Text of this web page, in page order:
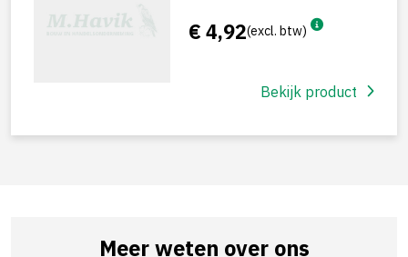
€ 4,92(excl. btw)
Bekijk product
Meer weten over ons